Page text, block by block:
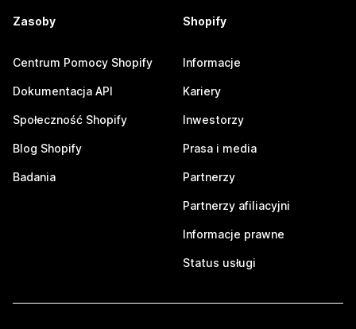
Zasoby
Centrum Pomocy Shopify
Dokumentacja API
Społeczność Shopify
Blog Shopify
Badania
Shopify
Informacje
Kariery
Inwestorzy
Prasa i media
Partnerzy
Partnerzy afiliacyjni
Informacje prawne
Status usługi